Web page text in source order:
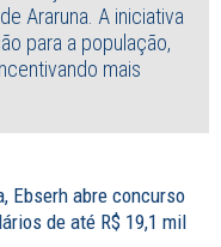
Araruna. A iniciativa
para a população,
mais
Ebserh abre concurso
de até R$ 19,1 mil